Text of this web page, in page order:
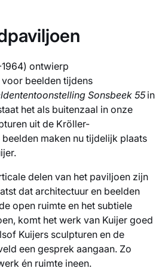
ontwierp
voor beelden tijdens
Sonsbeek 55in
het als buitenzaal in onze
uit de Kröller-
maken nu tijdelijk plaats
delen van het paviljoen zijn
dat architectuur en beelden
open ruimte en het subtiele
komt het werk van Kuijer goed
Kuijers sculpturen en de
een gesprek aangaan. Zo
én ruimte ineen.